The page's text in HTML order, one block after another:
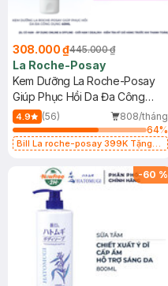
308.000 ₫445.000 ₫
La Roche-Posay
Kem Dưỡng La Roche-Posay
Giúp Phục Hồi Da Đa Công
Dụng 40ml
4.9 (56)
808/tháng
64%
Bill La roche-posay 399K Tặng
(SL có hạn)
-60 %